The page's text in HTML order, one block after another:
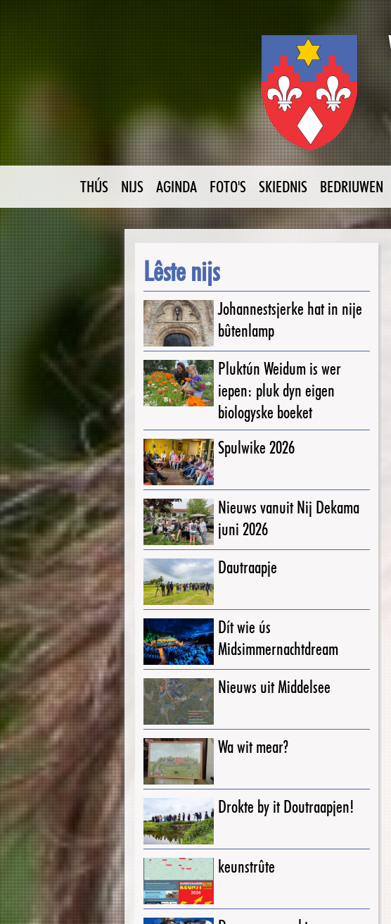
THÚS NIJS AGINDA FOTO'S SKIEDNIS BEDRIUWEN
Lêste nijs
Johannestsjerke hat in nije
bûtenlamp
Pluktún Weidum is wer
iepen: pluk dyn eigen
biologyske boeket
Spulwike 2026
Nieuws vanuit Nij Dekama
juni 2026
Dautraapje
Dít wie ús
Midsimmernachtdream
Nieuws uit Middelsee
Wa wit mear?
Drokte by it Doutraapjen!
keunstrûte